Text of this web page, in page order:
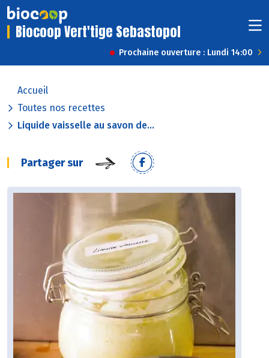
Biocoop Vert'tige Sebastopol
Prochaine ouverture : Lundi 14:00
Accueil
Toutes nos recettes
Liquide vaisselle au savon de...
Partager sur